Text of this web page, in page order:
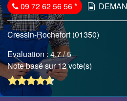
09 72 62 56 56*
Cressin-Rochefort (01350)
Evaluation :4.7/ 5
Note basé sur 12 vote(s)